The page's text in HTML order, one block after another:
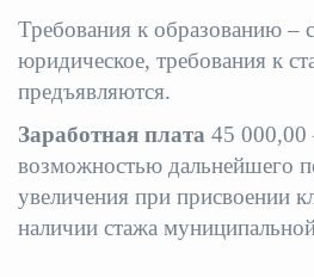
Требования к образованию –
юридическое, требования к
предъявляются.
Заработная плата 45 000,00
возможностью дальнейшего
увеличения при присвоении
наличии стажа